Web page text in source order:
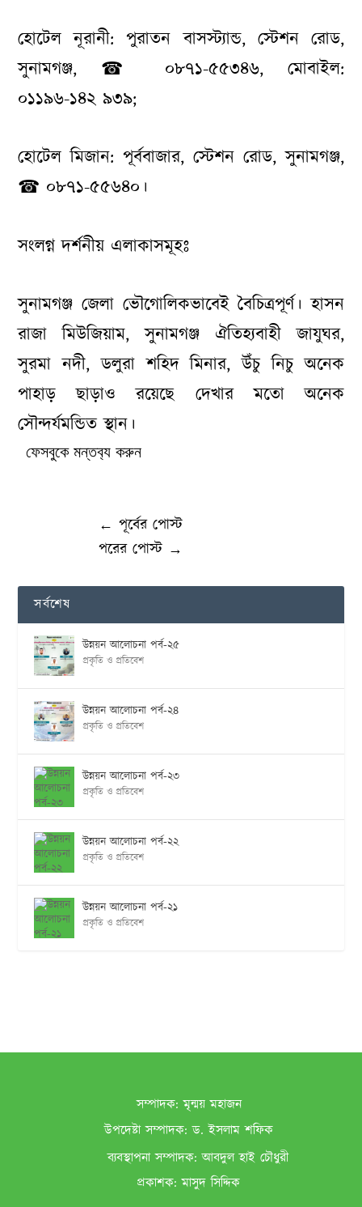
হোটেল নূরানী: পুরাতন বাসস্ট্যান্ড, স্টেশন রোড,
সুনামগঞ্জ, ☎ ০৮৭১-৫৫৩৪৬, মোবাইল:
০১১৯৬-১৪২ ৯৩৯;
হোটেল মিজান: পূর্ববাজার, স্টেশন রোড, সুনামগঞ্জ,
☎ ০৮৭১-৫৫৬৪০।
সংলগ্ন দর্শনীয় এলাকাসমূহঃ
সুনামগঞ্জ জেলা ভৌগোলিকভাবেই বৈচিত্রপূর্ণ। হাসন
রাজা মিউজিয়াম, সুনামগঞ্জ ঐতিহ্যবাহী জাযুঘর,
সুরমা নদী, ডলুরা শহিদ মিনার, উঁচু নিচু অনেক
পাহাড় ছাড়াও রয়েছে দেখার মতো অনেক
সৌন্দর্যমন্ডিত স্থান।
ফেসবুকে মন্তব‌্য করুন
←পূর্বের পোস্ট
পরের পোস্ট →
সর্বশেষ
উন্নয়ন আলোচনা পর্ব-২৫
প্রকৃতি ও প্রতিবেশ
উন্নয়ন আলোচনা পর্ব-২৪
প্রকৃতি ও প্রতিবেশ
উন্নয়ন আলোচনা পর্ব-২৩
প্রকৃতি ও প্রতিবেশ
উন্নয়ন আলোচনা পর্ব-২২
প্রকৃতি ও প্রতিবেশ
উন্নয়ন আলোচনা পর্ব-২১
প্রকৃতি ও প্রতিবেশ
সম্পাদক:মৃন্ময় মহাজন
উপদেষ্টা সম্পাদক:ড. ইসলাম শফিক
ব‌্যবস্থাপনা সম্পাদক:আবদুল হাই চৌধুরী
প্রকাশক:মাসুদ সিদ্দিক